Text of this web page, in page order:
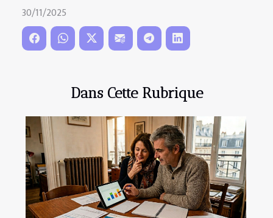
Dans Cette Rubrique
30/11/2025